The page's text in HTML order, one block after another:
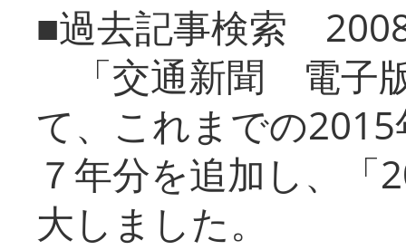
■過去記事検索
「交通新聞 電子
て、これまでの
７年分を追加し、「
大しまし